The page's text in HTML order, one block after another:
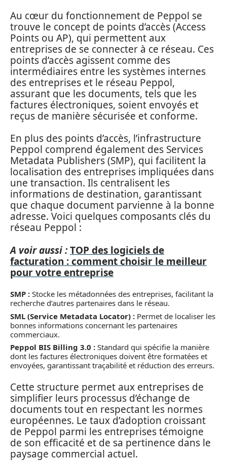
Au cœur du fonctionnement de Peppol se
trouve le concept de points d’accès (Access
Points ou AP), qui permettent aux
entreprises de se connecter à ce réseau. Ces
points d’accès agissent comme des
intermédiaires entre les systèmes internes
des entreprises et le réseau Peppol,
assurant que les documents, tels que les
factures électroniques, soient envoyés et
reçus de manière sécurisée et conforme.
En plus des points d’accès, l’infrastructure
Peppol comprend également des Services
Metadata Publishers (SMP), qui facilitent la
localisation des entreprises impliquées dans
une transaction. Ils centralisent les
informations de destination, garantissant
que chaque document parvienne à la bonne
adresse. Voici quelques composants clés du
réseau Peppol :
A voir aussi :TOP des logiciels de
facturation : comment choisir le meilleur
pour votre entreprise
SMP : Stocke les métadonnées des entreprises, facilitant la
recherche d’autres partenaires dans le réseau.
SML (Service Metadata Locator) : Permet de localiser les
bonnes informations concernant les partenaires
commerciaux.
Peppol BIS Billing 3.0 : Standard qui spécifie la manière
dont les factures électroniques doivent être formatées et
envoyées, garantissant traçabilité et réduction des erreurs.
Cette structure permet aux entreprises de
simplifier leurs processus d’échange de
documents tout en respectant les normes
européennes. Le taux d’adoption croissant
de Peppol parmi les entreprises témoigne
de son efficacité et de sa pertinence dans le
paysage commercial actuel.